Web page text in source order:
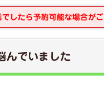
したら予約可能な場合がご
んでいました